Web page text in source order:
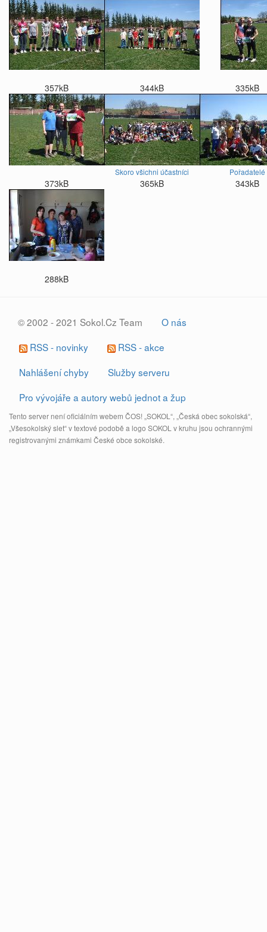
357kB 344kB 335kB
373kB
Skoro všichni účastníci
365kB
Pořadatelé
343kB
288kB
© 2002 - 2021 Sokol.Cz Team
O nás
RSS - novinky
RSS - akce
Nahlášení chyby
Služby serveru
Pro vývojáře a autory webů jednot a žup
Tento server není oficiálním webem ČOS! „SOKOL“, „Česká obec sokolská“,
„Všesokolský slet“ v textové podobě a logo SOKOL v kruhu jsou ochrannými
registrovanými známkami České obce sokolské.